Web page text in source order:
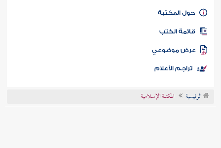
كتاب الأمة
المكتبة
الكتب
موضوعي
تراجم الأعلام
الرئيسية المكتبة الإسلامية